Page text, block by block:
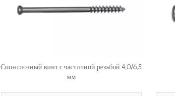
Спонгиозный винт с частичной резьбой 4,0/6,5
мм